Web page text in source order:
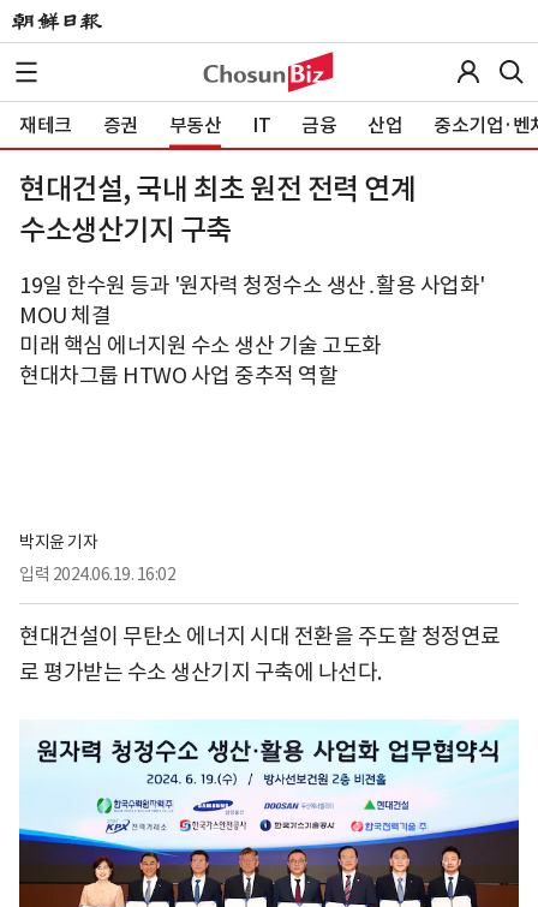
재테크 증권 부동산 IT 금융 산업 중소기업·벤
현대건설, 국내 최초 원전 전력 연계
수소생산기지 구축
19일 한수원 등과 '원자력 청정수소 생산․활용 사업화'
MOU 체결
미래 핵심 에너지원 수소 생산 기술 고도화
현대차그룹 HTWO 사업 중추적 역할
박지윤 기자
입력 2024.06.19. 16:02
현대건설이 무탄소 에너지 시대 전환을 주도할 청정연료
로 평가받는 수소 생산기지 구축에 나선다.